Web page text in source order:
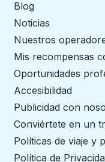
Blog
Noticias
Nuestros
Mis recompensas
Oportunidades
Accesibilidad
Publicidad con
Conviértete en un
Políticas de viaje y
Política de